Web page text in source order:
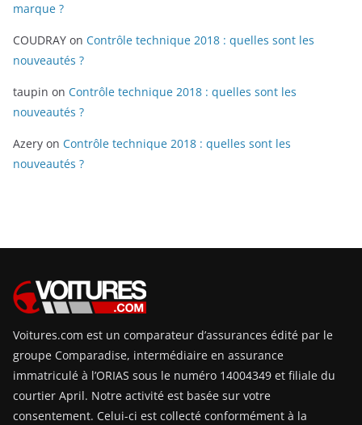
marque ?
COUDRAY on Contrôle technique 2018 : quelles sont les
nouveautés ?
taupin on Contrôle technique 2018 : quelles sont les
nouveautés ?
Azery on Contrôle technique 2018 : quelles sont les
nouveautés ?
Voitures.com est un comparateur d’assurances édité par le
groupe Comparadise, intermédiaire en assurance
immatriculé à l’ORIAS sous le numéro 14004349 et filiale du
courtier April. Notre activité est basée sur votre
consentement. Celui-ci est collecté conformément à la